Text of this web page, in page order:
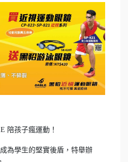
陪孩子瘋運動！
為學生的堅實後盾，特舉辦